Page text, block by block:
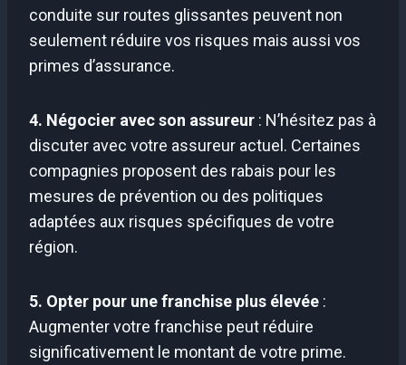
conduite sur routes glissantes peuvent non
seulement réduire vos risques mais aussi vos
primes d’assurance.
4. Négocier avec son assureur : N’hésitez pas à
discuter avec votre assureur actuel. Certaines
compagnies proposent des rabais pour les
mesures de prévention ou des politiques
adaptées aux risques spécifiques de votre
région.
5. Opter pour une franchise plus élevée :
Augmenter votre franchise peut réduire
significativement le montant de votre prime.